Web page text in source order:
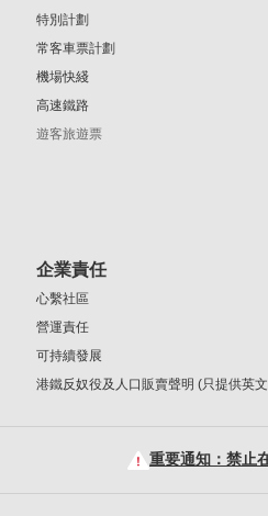
特別計劃
常客車票計劃
機場快綫
高速鐵路
遊客旅遊票
企業責任
心繫社區
營運責任
可持續發展
港鐵反奴役及人口販賣聲明 (只提供英
重要通知：禁止